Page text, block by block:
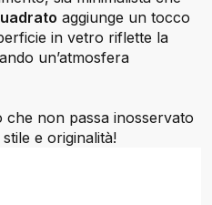
aggiunge un tocco
in vetro riflette la
un’atmosfera
che non passa inosservato
e originalità!